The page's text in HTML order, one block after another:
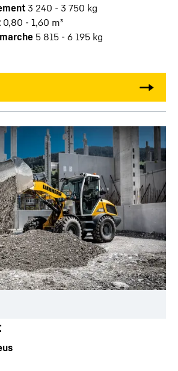
3 240 - 3 750 kg
0,80 - 1,60 m³
5 815 - 6 195 kg